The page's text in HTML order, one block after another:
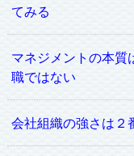
てみる
マネジメントの本質
職ではない
会社組織の強さは２